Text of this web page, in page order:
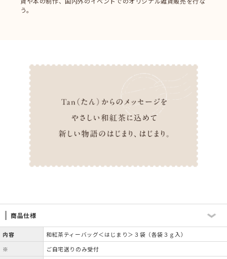
う。
商品仕様
内容
和紅茶ティーバッグ＜はじまり＞３袋（各袋３ｇ入）
※
ご自宅送りのみ受付